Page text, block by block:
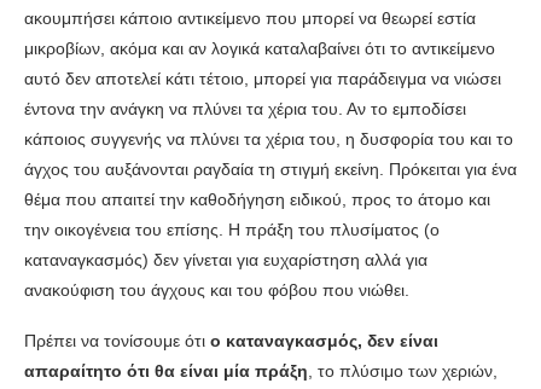
ακουμπήσει κάποιο αντικείμενο που μπορεί να θεωρεί εστία
μικροβίων, ακόμα και αν λογικά καταλαβαίνει ότι το αντικείμενο
αυτό δεν αποτελεί κάτι τέτοιο, μπορεί για παράδειγμα να νιώσει
έντονα την ανάγκη να πλύνει τα χέρια του. Αν το εμποδίσει
κάποιος συγγενής να πλύνει τα χέρια του, η δυσφορία του και το
άγχος του αυξάνονται ραγδαία τη στιγμή εκείνη. Πρόκειται για ένα
θέμα που απαιτεί την καθοδήγηση ειδικού, προς το άτομο και
την οικογένεια του επίσης. Η πράξη του πλυσίματος (ο
καταναγκασμός) δεν γίνεται για ευχαρίστηση αλλά για
ανακούφιση του άγχους και του φόβου που νιώθει.
Πρέπει να τονίσουμε ότι ο καταναγκασμός, δεν είναι
απαραίτητο ότι θα είναι μία πράξη, το πλύσιμο των χεριών,